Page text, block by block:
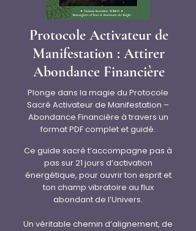
Protocole Activateur de
Manifestation : Attirer
Abondance Financière
Plonge dans la magie du Protocole
Sacré Activateur de Manifestation –
Abondance Financière à travers un
format PDF complet et guidé.
Ce guide sacré t’accompagne pas à
pas sur 21 jours d’activation
énergétique, pour ouvrir ton esprit et
ton champ vibratoire au flux
abondant de l’Univers.
Un véritable chemin d’alignement, de